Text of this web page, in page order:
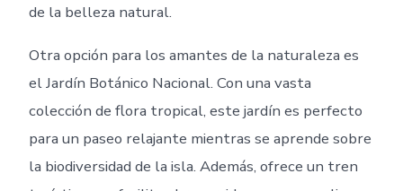
de la belleza natural.
Otra opción para los amantes de la naturaleza es
el Jardín Botánico Nacional. Con una vasta
colección de flora tropical, este jardín es perfecto
para un paseo relajante mientras se aprende sobre
la biodiversidad de la isla. Además, ofrece un tren